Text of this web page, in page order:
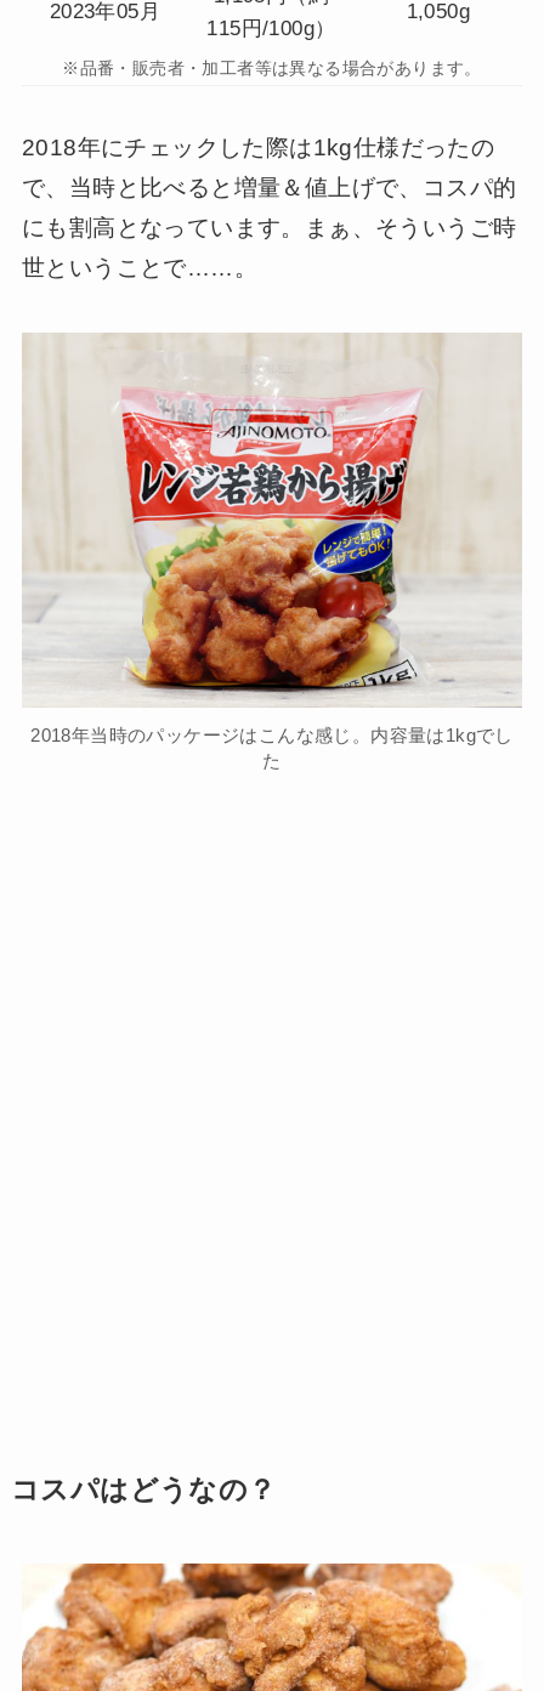
2023年05月
115円/100g）
1,050g
※品番・販売者・加工者等は異なる場合があります。
2018年にチェックした際は1kg仕様だったの
で、当時と比べると増量＆値上げで、コスパ的
にも割高となっています。まぁ、そういうご時
世ということで……。
2018年当時のパッケージはこんな感じ。内容量は1kgでし
た
コスパはどうなの？